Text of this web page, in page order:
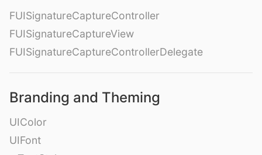
FUISignatureCaptureController
FUISignatureCaptureView
FUISignatureCaptureControllerDelegate
Branding and Theming
UIColor
UIFont